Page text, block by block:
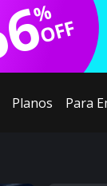
%
OFF
Planos Para